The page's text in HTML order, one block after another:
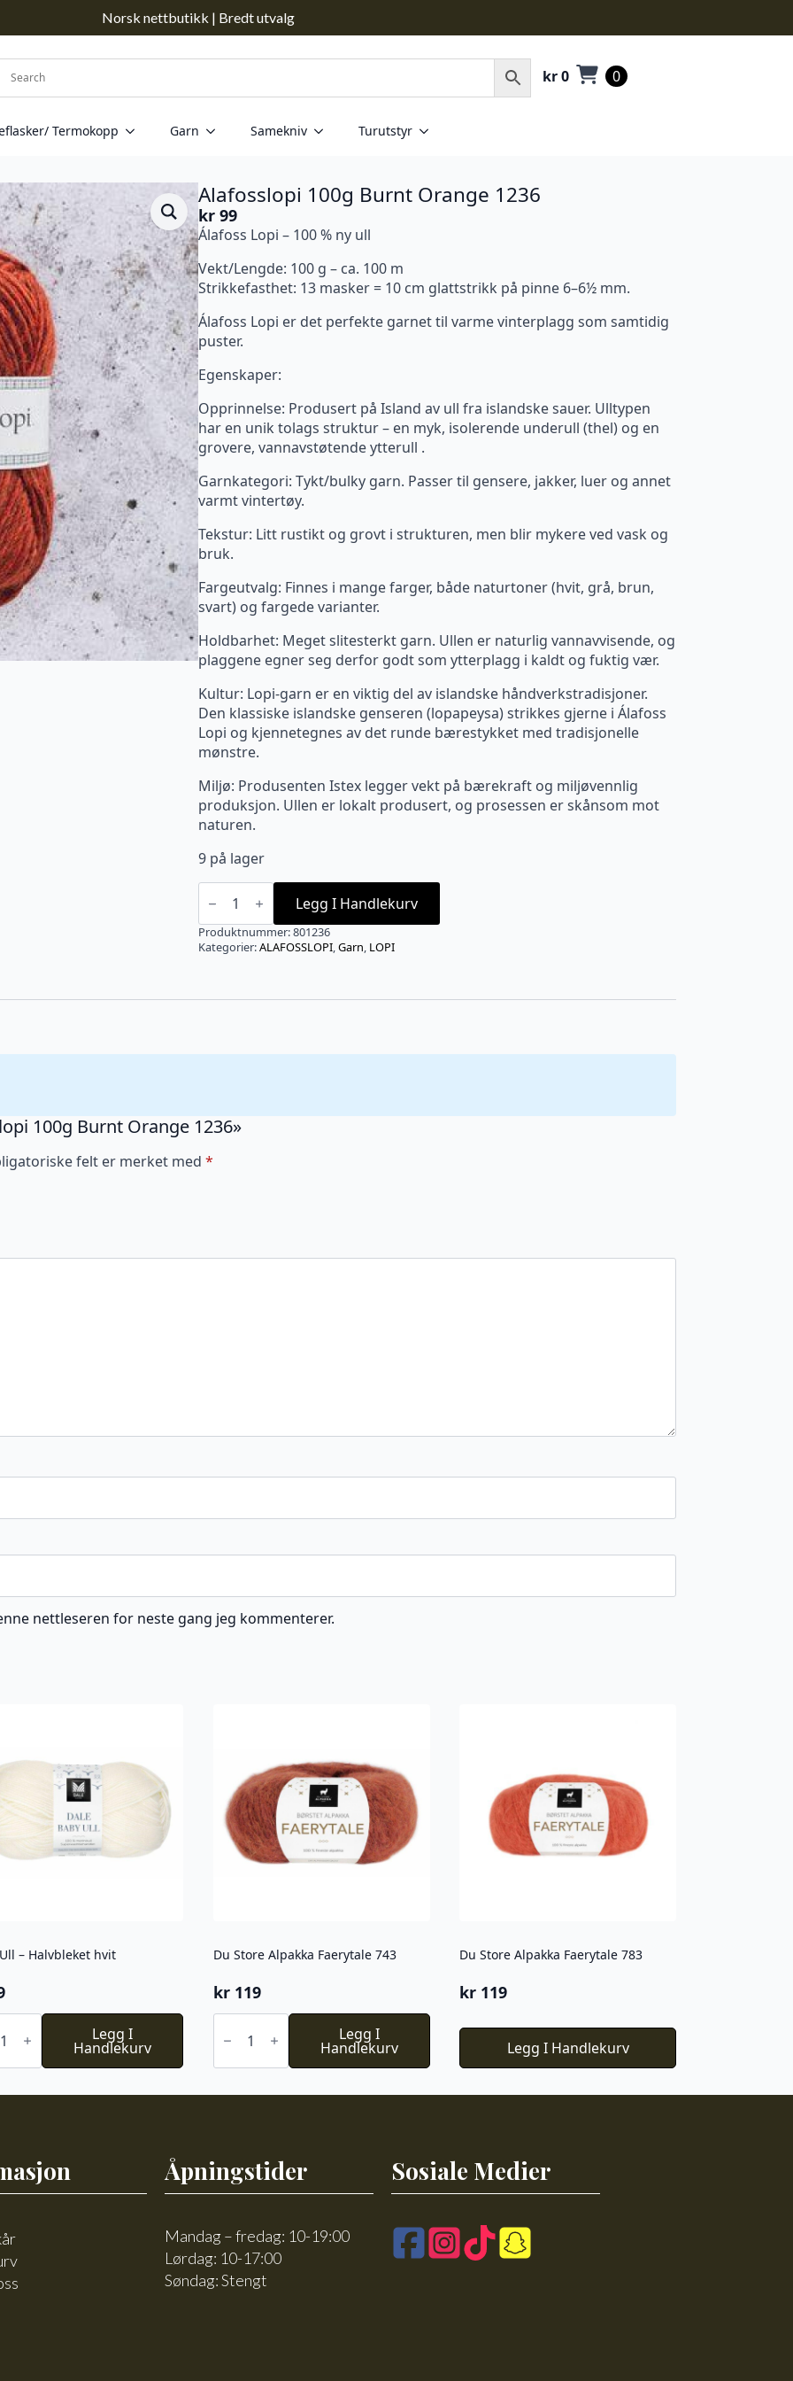
Norsk nettbutikk | Bredt utvalg
kr0 0
Termokopp Garn Samekniv Turutstyr
Alafosslopi 100g Burnt Orange 1236
kr 99
Álafoss Lopi – 100 % ny ull
Vekt/Lengde: 100 g – ca. 100 m
Strikkefasthet: 13 masker = 10 cm glattstrikk på pinne 6–6½ mm.
Álafoss Lopi er det perfekte garnet til varme vinterplagg som samtidig
puster.
Egenskaper:
Opprinnelse: Produsert på Island av ull fra islandske sauer. Ulltypen
har en unik tolags struktur – en myk, isolerende underull (thel) og en
grovere, vannavstøtende ytterull .
Garnkategori: Tykt/bulky garn. Passer til gensere, jakker, luer og annet
varmt vintertøy.
Tekstur: Litt rustikt og grovt i strukturen, men blir mykere ved vask og
bruk.
Fargeutvalg: Finnes i mange farger, både naturtoner (hvit, grå, brun,
svart) og fargede varianter.
Holdbarhet: Meget slitesterkt garn. Ullen er naturlig vannavvisende, og
plaggene egner seg derfor godt som ytterplagg i kaldt og fuktig vær.
Kultur: Lopi-garn er en viktig del av islandske håndverkstradisjoner.
Den klassiske islandske genseren (lopapeysa) strikkes gjerne i Álafoss
Lopi og kjennetegnes av det runde bærestykket med tradisjonelle
mønstre.
Miljø: Produsenten Istex legger vekt på bærekraft og miljøvennlig
produksjon. Ullen er lokalt produsert, og prosessen er skånsom mot
naturen.
9 på lager
Alafosslopi
100g
Orange
1236
antall
Legg I Handlekurv
Produktnummer:801236
Kategorier:ALAFOSSLOPI,Garn, LOPI
100g Burnt Orange 1236»
felt er merket med *
nettleseren for neste gang jeg kommenterer.
– Halvbleket hvit
Legg I
Handlekurv
Du Store Alpakka Faerytale 743
kr119
Du
Store
Alpakka
Faerytale
antall
Legg I
Handlekurv
Du Store Alpakka Faerytale 783
kr 119
Legg I Handlekurv
Åpningstider
Mandag – fredag: 10-19:00
Lørdag: 10-17:00
Søndag: Stengt
Sosiale Medier